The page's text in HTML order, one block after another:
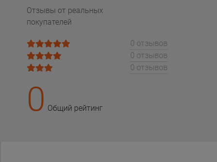
Отзывы от реальных
покупателей
0 отзывов
0 отзывов
0 отзывов
0 Общий рейтинг